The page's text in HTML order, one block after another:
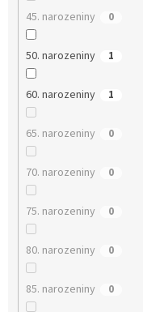
45. narozeniny 0
50. narozeniny 1
60. narozeniny 1
65. narozeniny 0
70. narozeniny 0
75. narozeniny 0
80. narozeniny 0
85. narozeniny 0